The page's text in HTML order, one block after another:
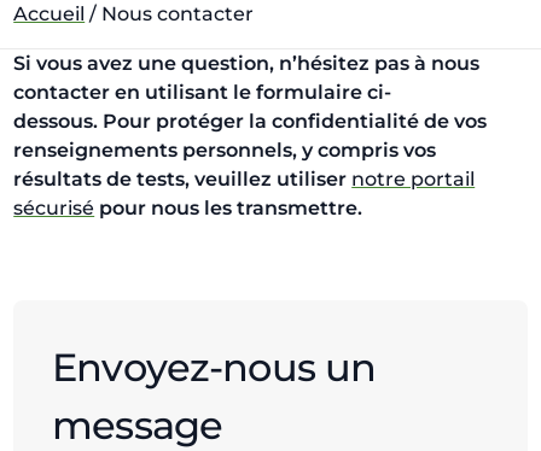
Accueil / Nous contacter
Si vous avez une question, n’hésitez pas à nous
contacter en utilisant le formulaire ci-
dessous. Pour protéger la confidentialité de vos
renseignements personnels, y compris vos
résultats de tests, veuillez utiliser notre portail
sécurisé pour nous les transmettre.
Envoyez-nous un
message